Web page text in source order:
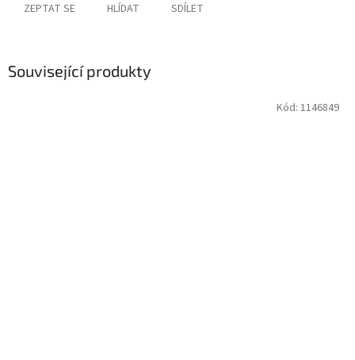
ZEPTAT SE HLÍDAT SDÍLET
Související produkty
Kód: 1146849